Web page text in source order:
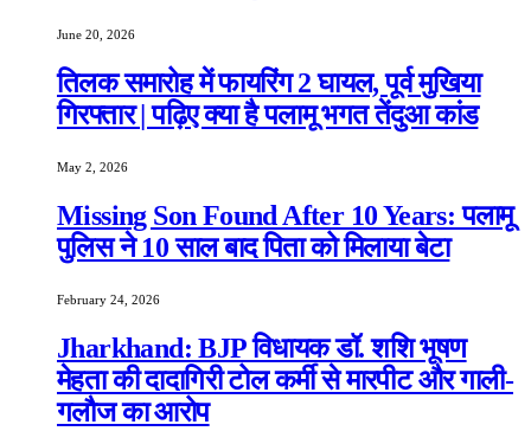
June 20, 2026
तिलक समारोह में फायरिंग 2 घायल, पूर्व मुखिया
गिरफ्तार | पढ़िए क्या है पलामू भगत तेंदुआ कांड
May 2, 2026
Missing Son Found After 10 Years: पलामू
पुलिस ने 10 साल बाद पिता को मिलाया बेटा
February 24, 2026
Jharkhand: BJP विधायक डॉ. शशि भूषण
मेहता की दादागिरी टोल कर्मी से मारपीट और गाली-
गलौज का आरोप